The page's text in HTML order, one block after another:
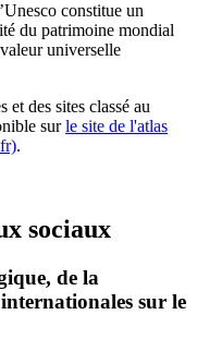
constitue un
du patrimoine mondial
universelle
des sites classé au
surle site de l'atlas
.
sociaux
de la
sur le